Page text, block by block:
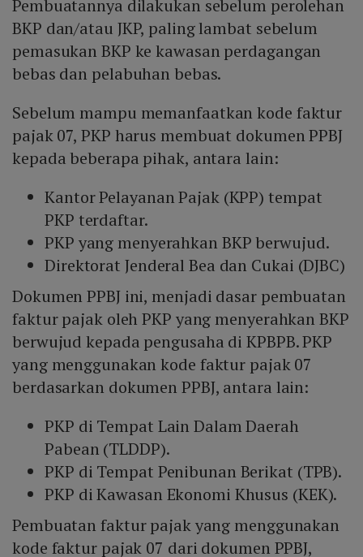
Pembuatannya dilakukan sebelum perolehan
BKP dan/atau JKP, paling lambat sebelum
pemasukan BKP ke kawasan perdagangan
bebas dan pelabuhan bebas.
Sebelum mampu memanfaatkan kode faktur
pajak 07, PKP harus membuat dokumen PPBJ
kepada beberapa pihak, antara lain:
Kantor Pelayanan Pajak (KPP) tempat
PKP terdaftar.
PKP yang menyerahkan BKP berwujud.
Direktorat Jenderal Bea dan Cukai (DJBC)
Dokumen PPBJ ini, menjadi dasar pembuatan
faktur pajak oleh PKP yang menyerahkan BKP
berwujud kepada pengusaha di KPBPB. PKP
yang menggunakan kode faktur pajak 07
berdasarkan dokumen PPBJ, antara lain:
PKP di Tempat Lain Dalam Daerah
Pabean (TLDDP).
PKP di Tempat Penibunan Berikat (TPB).
PKP di Kawasan Ekonomi Khusus (KEK).
Pembuatan faktur pajak yang menggunakan
kode faktur pajak 07 dari dokumen PPBJ,